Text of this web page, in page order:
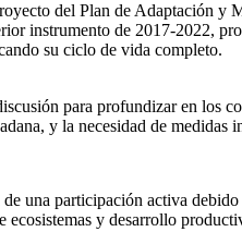
del Plan de Adaptación
instrumento de 2017-2022,
su ciclo de vida completo.
para profundizar en los
y la necesidad de medidas
una participación activa
ecosistemas y desarrollo